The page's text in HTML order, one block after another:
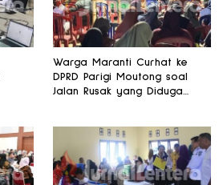
Warga Maranti Curhat ke
DPRD Parigi Moutong soal
Jalan Rusak yang Diduga